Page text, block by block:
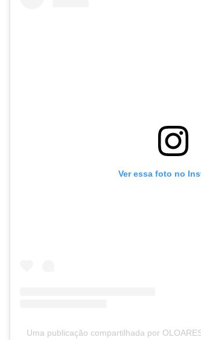
Ver essa foto no
Uma publicação compartilhada por